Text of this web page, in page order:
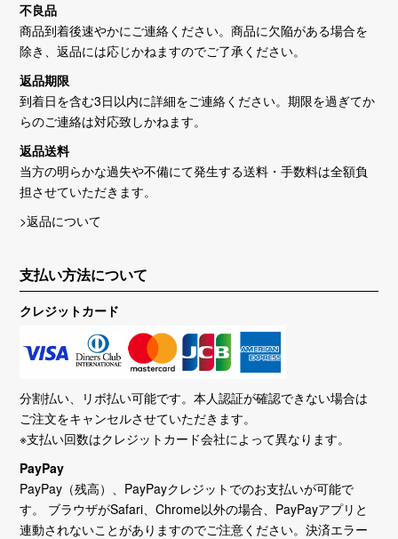
不良品
商品到着後速やかにご連絡ください。商品に欠陥がある場合を
除き、返品には応じかねますのでご了承ください。
返品期限
到着日を含む3日以内に詳細をご連絡ください。期限を過ぎてか
らのご連絡は対応致しかねます。
返品送料
当方の明らかな過失や不備にて発生する送料・手数料は全額負
担させていただきます。
>返品について
支払い方法について
クレジットカード
分割払い、リボ払い可能です。本人認証が確認できない場合は
ご注文をキャンセルさせていただきます。
※支払い回数はクレジットカード会社によって異なります。
PayPay
PayPay（残高）、PayPayクレジットでのお支払いが可能で
す。 ブラウザがSafari、Chrome以外の場合、PayPayアプリと
連動されないことがありますのでご注意ください。決済エラー